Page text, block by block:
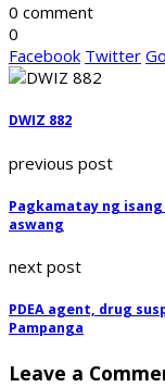
0 comment
0
Facebook Twitter
DWIZ 882
previous post
Pagkamatay ng isang
aswang
next post
PDEA agent, drug
Pampanga
Leave a